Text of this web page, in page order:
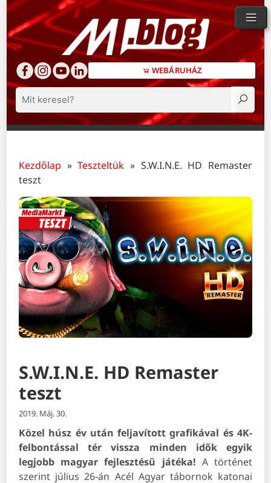
WEBÁRUHÁZ
Keresés
Kezdőlap »Teszteltük » S.W.I.N.E. HD Remaster
teszt
S.W.I.N.E. HD Remaster
teszt
2019. Máj. 30.
Közel húsz év után feljavított grafikával és 4K-
felbontással tér vissza minden idők egyik
legjobb magyar fejlesztésű játéka! A történet
szerint július 26-án Acél Agyar tábornok katonai